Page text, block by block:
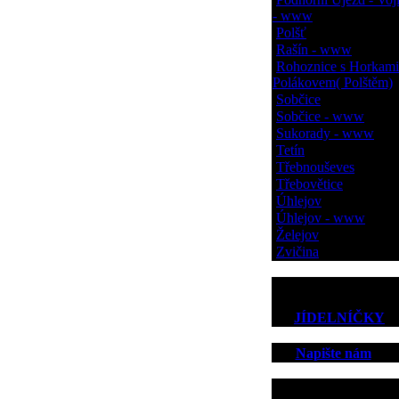
- www
Polšť
Rašín - www
Rohoznice s
Polákovem( Polštěm)
Sobčice
Sobčice - www
Sukorady - www
Tetín
Třebnouševes
Třebovětice
Úhlejov
Úhlejov - www
Želejov
Zvičina
JÍDELNÍČKY
Napište nám